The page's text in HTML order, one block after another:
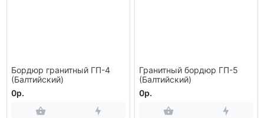
Бордюр гранитный ГП-4
(Балтийский)
0р.
Гранитный бордюр ГП-5
(Балтийский)
0р.